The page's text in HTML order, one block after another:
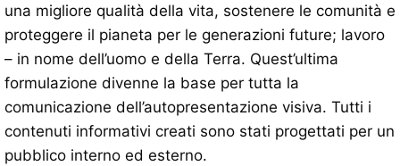
una migliore qualità della vita, sostenere le comunità e
proteggere il pianeta per le generazioni future; lavoro
– in nome dell’uomo e della Terra. Quest’ultima
formulazione divenne la base per tutta la
comunicazione dell’autopresentazione visiva. Tutti i
contenuti informativi creati sono stati progettati per un
pubblico interno ed esterno.